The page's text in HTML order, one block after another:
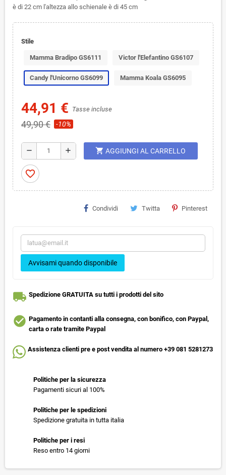
è di 22 cm l'altezza allo schienale è di 45 cm
Stile
Mamma Bradipo GS6111 Victor l'Elefantino GS6107
Candy l'Unicorno GS6099 Mamma Koala GS6095
44,91 € Tasse incluse
49,90 € -10%
remove add shopping_cart AGGIUNGI AL CARRELLO
favorite_border
Condividi Twitta Pinterest
Avvisami quando disponibile
local_shipping Spedizione GRATUITA su tutti i prodotti del sito
check_circle Pagamento in contanti alla consegna, con bonifico, con Paypal,
carta o rate tramite Paypal
Assistenza clienti pre e post vendita al numero +39 081 5281273
Politiche per la sicurezza
Pagamenti sicuri al 100%
Politiche per le spedizioni
Spedizione gratuita in tutta italia
Politiche per i resi
Reso entro 14 giorni